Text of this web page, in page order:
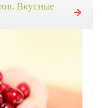
Вкусные